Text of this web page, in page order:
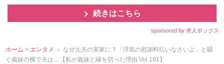
続きはこちら
sponsored by 求人ボックス
ホーム > エンタメ ＞ なぜ元夫の実家に？「浮気の慰謝料払いなさいよ」と騒
ぐ義妹の横で夫は…【私が義妹と縁を切った理由 Vol.191】